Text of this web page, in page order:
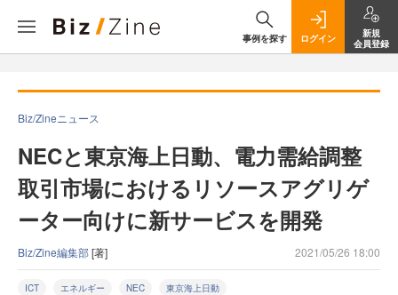
事例を探す ログイン
新規
会員登録
Biz/Zineニュース
NECと東京海上日動、電力需給調整
取引市場におけるリソースアグリゲ
ーター向けに新サービスを開発
Biz/Zine編集部[著] 2021/05/26 18:00
ICT エネルギー NEC 東京海上日動